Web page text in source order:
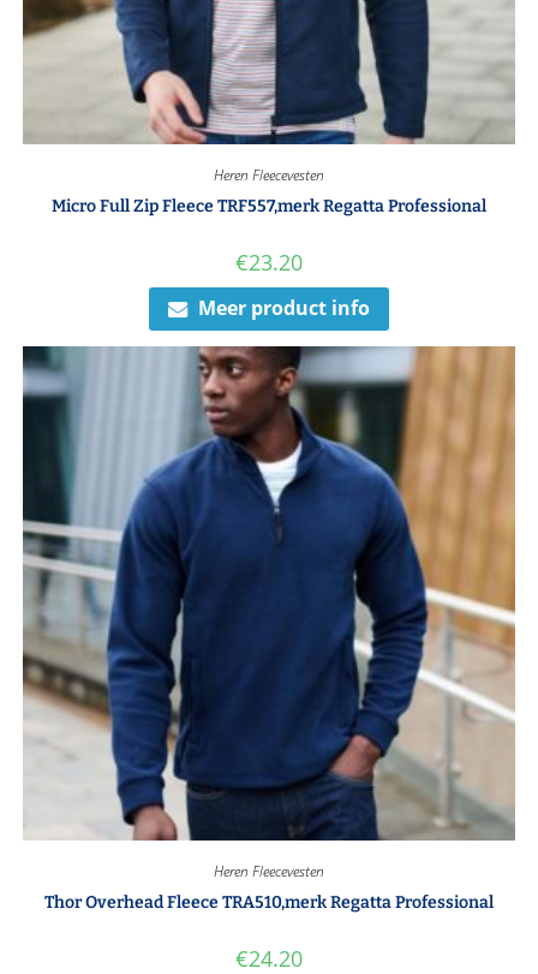
Heren Fleecevesten
Micro Full Zip Fleece TRF557,merk Regatta Professional
€23.20
Meer product info
Heren Fleecevesten
Thor Overhead Fleece TRA510,merk Regatta Professional
€24.20